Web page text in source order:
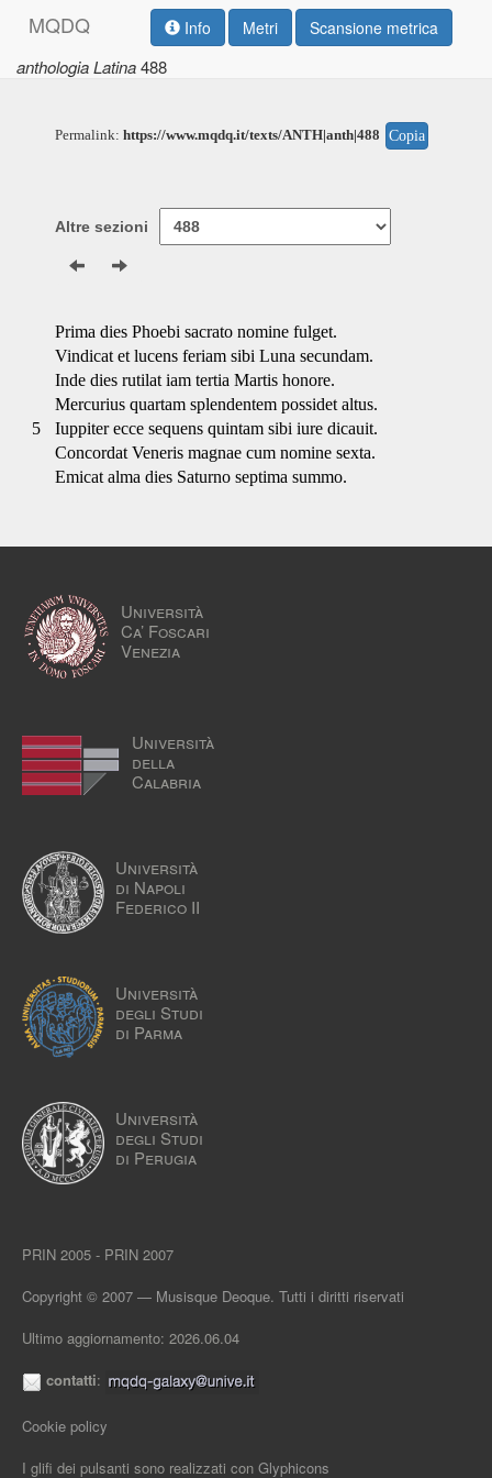
MQDQ Info Metri Scansione metrica
anthologia Latina488
Permalink: https://www.mqdq.it/texts/ANTH|anth|488 Copia
Altre sezioni
Prima dies Phoebi sacrato nomine fulget.
Vindicat et lucens feriam sibi Luna secundam.
Inde dies rutilat iam tertia Martis honore.
Mercurius quartam splendentem possidet altus.
5
Iuppiter ecce sequens quintam sibi iure dicauit.
Concordat Veneris magnae cum nomine sexta.
Emicat alma dies Saturno septima summo.
Università
Ca’ Foscari
Venezia
Università
della
Calabria
Università
di Napoli
Federico II
Università
degli Studi
di Parma
Università
degli Studi
di Perugia
PRIN 2005 - PRIN 2007
Copyright © 2007 — Musisque Deoque. Tutti i diritti riservati
Ultimo aggiornamento: 2026.06.04
contatti:
Cookie policy
I glifi dei pulsanti sono realizzati con Glyphicons